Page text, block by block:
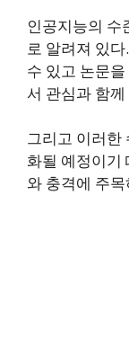
인공지능의 수
로 알려져 있
수 있고 논문
서 관심과 함
그리고 이러한
화될 예정이기
와 충격에 주